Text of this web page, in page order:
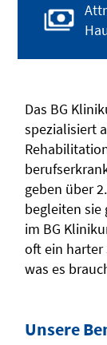
Das BG
spezialisiert
geben über
begleiten sie
im BG
oft ein harter
was es
Unsere